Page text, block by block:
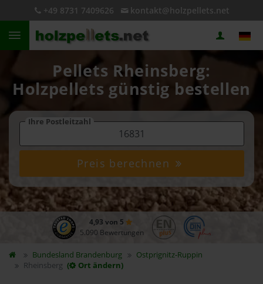
+49 8731 7409626 kontakt@holzpellets.net
Pellets Rheinsberg:
Holzpellets günstig bestellen
Ihre Postleitzahl
Preis berechnen
4,93 von 5
5.090 Bewertungen
Bundesland Brandenburg
Ostprignitz-Ruppin
Rheinsberg ( Ort ändern)